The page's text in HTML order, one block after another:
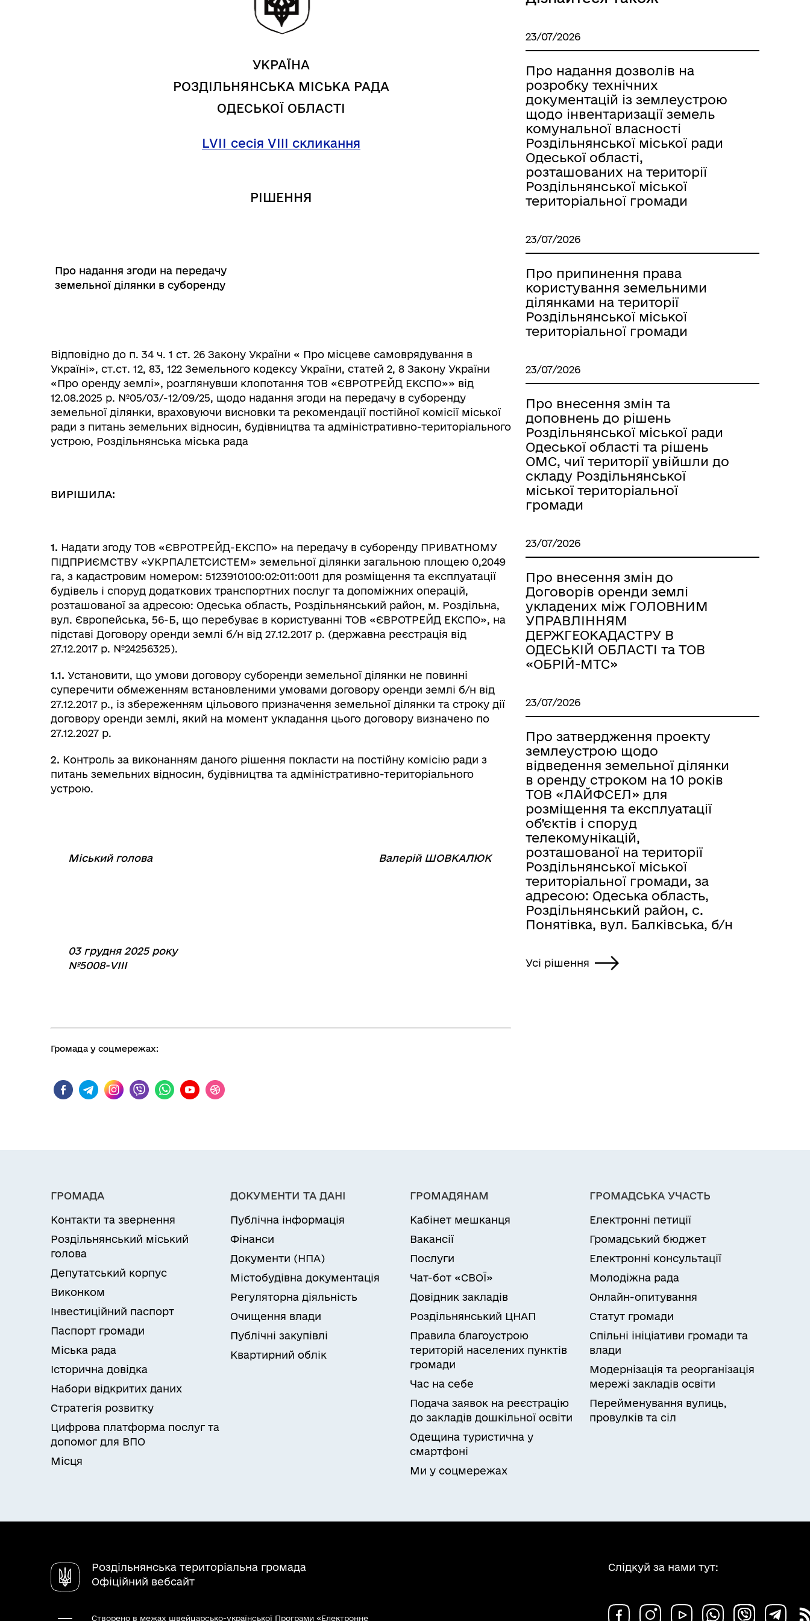
Графіки прийому громадян
Колегіальні органи (ради,
робочі групи, комісії)
Інформаційна безпека та
технічний захист інформації
Радіаційний фон
Книга пам'яті полеглих за
Військовослужбовцям,
ветеранам та їхнім родинам
Електронна черга в ТЦК
Розклад автобусів Роздільна-
Лиманське
УКРАЇНА
РОЗДІЛЬНЯНСЬКА МІСЬКА РАДА
ОДЕСЬКОЇ ОБЛАСТІ
LVІІ сесія VIII скликання
РІШЕННЯ
Про надання згоди на передачу
земельної ділянки в суборенду
Відповідно до п. 34 ч. 1 ст. 26 Закону України « Про місцеве самоврядування в
Україні», ст.ст. 12, 83, 122 Земельного кодексу України, статей 2, 8 Закону України
«Про оренду землі», розглянувши клопотання ТОВ «ЄВРОТРЕЙД ЕКСПО»» від
12.08.2025 р. №05/03/-12/09/25, щодо надання згоди на передачу в суборенду
земельної ділянки, враховуючи висновки та рекомендації постійної комісії міської
ради з питань земельних відносин, будівництва та адміністративно-територіального
устрою, Роздільнянська міська рада
ВИРІШИЛА:
1. Надати згоду ТОВ «ЄВРОТРЕЙД-ЕКСПО» на передачу в суборенду ПРИВАТНОМУ
ПІДПРИЄМСТВУ «УКРПАЛЕТСИСТЕМ» земельної ділянки загальною площею 0,2049
га, з кадастровим номером: 5123910100:02:011:0011 для розміщення та експлуатації
будівель і споруд додаткових транспортних послуг та допоміжних операцій,
розташованої за адресою: Одеська область, Роздільнянський район, м. Роздільна,
вул. Європейська, 56-Б, що перебуває в користуванні ТОВ «ЄВРОТРЕЙД ЕКСПО», на
підставі Договору оренди землі б/н від 27.12.2017 р. (державна реєстрація від
27.12.2017 р. №24256325).
1.1. Установити, що умови договору суборенди земельної ділянки не повинні
суперечити обмеженням встановленими умовами договору оренди землі б/н від
27.12.2017 р., із збереженням цільового призначення земельної ділянки та строку дії
договору оренди землі, який на момент укладання цього договору визначено по
27.12.2027 р.
2. Контроль за виконанням даного рішення покласти на постійну комісію ради з
питань земельних відносин, будівництва та адміністративно-територіального
устрою.
Міський голова⠀ Валерій ШОВКАЛЮК
03 грудня 2025 року
№5008-VIIІ
Громада у соцмережах:
23/07/2026
Про надання дозволів на
розробку технічних
документацій із землеустрою
щодо інвентаризації земель
комунальної власності
Роздільнянської міської ради
Одеської області,
розташованих на території
Роздільнянської міської
територіальної громади
23/07/2026
Про припинення права
користування земельними
ділянками на території
Роздільнянської міської
територіальної громади
23/07/2026
Про внесення змін та
доповнень до рішень
Роздільнянської міської ради
Одеської області та рішень
ОМС, чиї території увійшли до
складу Роздільнянської
міської територіальної
громади
23/07/2026
Про внесення змін до
Договорів оренди землі
укладених між ГОЛОВНИМ
УПРАВЛІННЯМ
ДЕРЖГЕОКАДАСТРУ В
ОДЕСЬКІЙ ОБЛАСТІ та ТОВ
«ОБРІЙ-МТС»
23/07/2026
Про затвердження проекту
землеустрою щодо
відведення земельної ділянки
в оренду строком на 10 років
ТОВ «ЛАЙФСЕЛ» для
розміщення та експлуатації
об’єктів і споруд
телекомунікацій,
розташованої на території
Роздільнянської міської
територіальної громади, за
адресою: Одеська область,
Роздільнянський район, с.
Понятівка, вул. Балківська, б/н
Усі рішення
ГРОМАДА
Контакти та звернення
Роздільнянський міський
голова
Депутатський корпус
Виконком
Інвестиційний паспорт
Паспорт громади
Міська рада
Історична довідка
Набори відкритих даних
Стратегія розвитку
Цифрова платформа послуг та
допомог для ВПО
Місця
ДОКУМЕНТИ ТА ДАНІ
Публічна інформація
Фінанси
Документи (НПА)
Містобудівна документація
Регуляторна діяльність
Очищення влади
Публічні закупівлі
Квартирний облік
ГРОМАДЯНАМ
Кабінет мешканця
Вакансії
Послуги
Чат-бот «СВОЇ»
Довідник закладів
Роздільнянський ЦНАП
Правила благоустрою
територій населених пунктів
громади
Час на себе
Подача заявок на реєстрацію
до закладів дошкільної освіти
Одещина туристична у
смартфоні
Ми у соцмережах
ГРОМАДСЬКА УЧАСТЬ
Електронні петиції
Громадський бюджет
Електронні консультації
Молодіжна рада
Онлайн-опитування
Статут громади
Спільні ініціативи громади та
влади
Модернізація та реорганізація
мережі закладів освіти
Перейменування вулиць,
провулків та сіл
Роздільнянська територіальна громада
Офіційний вебсайт
Створено в межах швейцарсько-української Програми «Електронне
Слідкуй за нами тут: